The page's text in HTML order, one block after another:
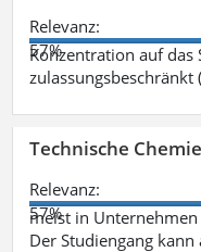
Relevanz:
57%
Konzentration auf
zulassungsbeschränkt
Technische
Relevanz:
57%
meist in
Der Studiengang